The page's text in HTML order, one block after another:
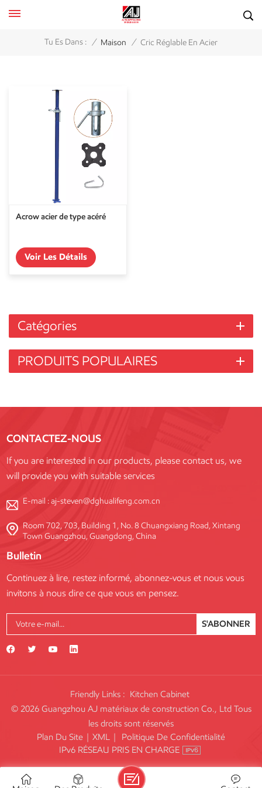
Tu Es Dans : / Maison / Cric Réglable En Acier
Acrow acier de type acéré
Voir Les Détails
Catégories
PRODUITS POPULAIRES
CONTACTEZ-NOUS
If you are interested in our products, please contact us, we
will provide you with suitable services
E-mail :aj-steven@dghualifeng.com.cn
Room 702, 703, Building 1, No. 8 Chuangxiang Road, Xintang
Town Guangzhou, Guangdong, China
Bulletin
Continuez à lire, restez informé, abonnez-vous et nous vous
invitons à nous dire ce que vous en pensez.
S'ABONNER
Friendly Links : Kitchen Cabinet
© 2026 Guangzhou AJ matériaux de construction Co., Ltd Tous
les droits sont réservés
Plan Du Site | XML |
Politique De Confidentialité
IPv6 RÉSEAU PRIS EN CHARGE